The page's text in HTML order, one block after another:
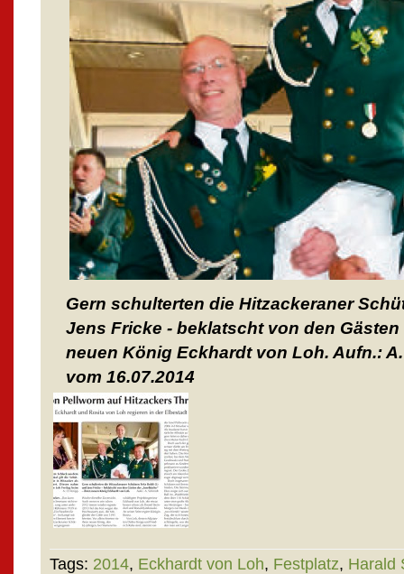
Gern schulterten die Hitzackeraner
Jens Fricke - beklatscht von den
neuen König Eckhardt von Loh. Aufn.:
vom 16.07.2014
Tags: 2014, Eckhardt von Loh, Festplatz, Harald